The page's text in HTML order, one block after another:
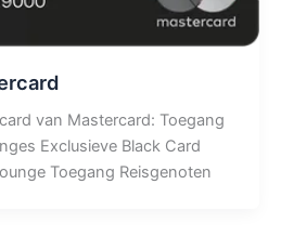
van Mastercard: Toegang
Exclusieve Black Card
Toegang Reisgenoten